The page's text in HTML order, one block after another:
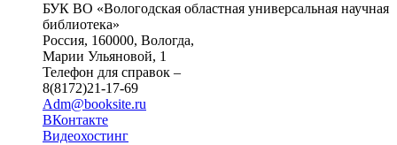
БУК ВО «Вологодская областная универсальная научная
библиотека»
Россия, 160000, Вологда,
Марии Ульяновой, 1
Телефон для справок –
8(8172)21-17-69
Adm@booksite.ru
ВКонтакте
Видеохостинг